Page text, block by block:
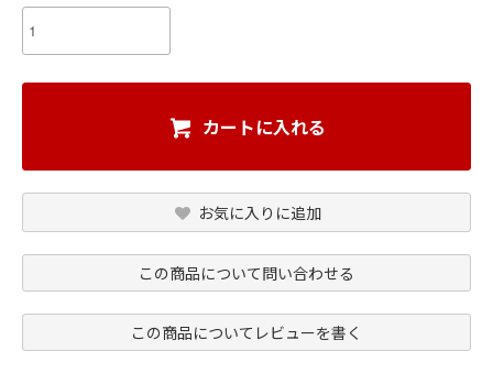
カートに入れる
お気に入りに追加
この商品について問い合わせる
この商品についてレビューを書く